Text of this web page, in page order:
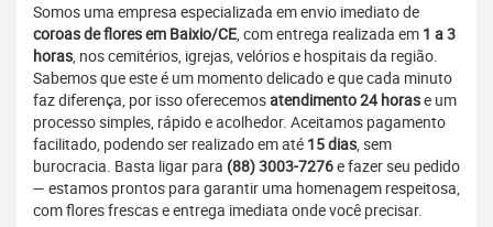
Somos uma empresa especializada em envio imediato de
coroas de flores em Baixio/CE, com entrega realizada em 1 a 3
horas, nos cemitérios, igrejas, velórios e hospitais da região.
Sabemos que este é um momento delicado e que cada minuto
faz diferença, por isso oferecemosatendimento 24 horase um
processo simples, rápido e acolhedor. Aceitamos pagamento
facilitado, podendo ser realizado em até 15 dias, sem
burocracia. Basta ligar para (88) 3003-7276e fazer seu pedido
— estamos prontos para garantir uma homenagem respeitosa,
com flores frescas e entrega imediata onde você precisar.